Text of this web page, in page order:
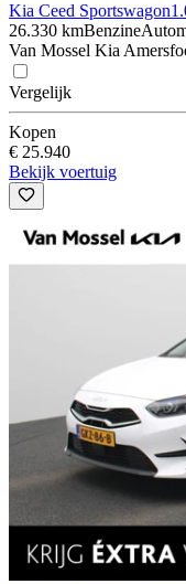
Kia Ceed Sportswagon
26.330 kmBenzine
Van Mossel Kia
Vergelijk
Kopen
€ 25.940
Bekijk voertuig